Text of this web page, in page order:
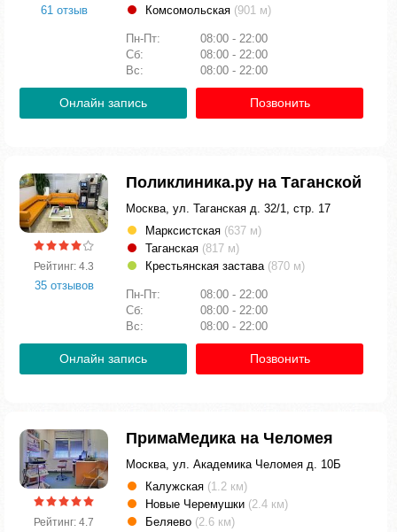
61 отзыв
Комсомольская (901 м)
Пн-Пт:
08:00 - 22:00
Сб:
08:00 - 22:00
Вс:
08:00 - 22:00
Онлайн запись Позвонить
Рейтинг: 4.3
35 отзывов
Поликлиника.ру на Таганской
Москва, ул. Таганская д. 32/1, стр. 17
Марксистская (637 м)
Таганская (817 м)
Крестьянская застава (870 м)
Пн-Пт:
08:00 - 22:00
Сб:
08:00 - 22:00
Вс:
08:00 - 22:00
Онлайн запись Позвонить
Рейтинг: 4.7
ПримаМедика на Челомея
Москва, ул. Академика Челомея д. 10Б
Калужская (1.2 км)
Новые Черемушки (2.4 км)
Беляево (2.6 км)